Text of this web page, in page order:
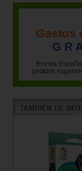
Gastos
G R
Envíos
pedidos